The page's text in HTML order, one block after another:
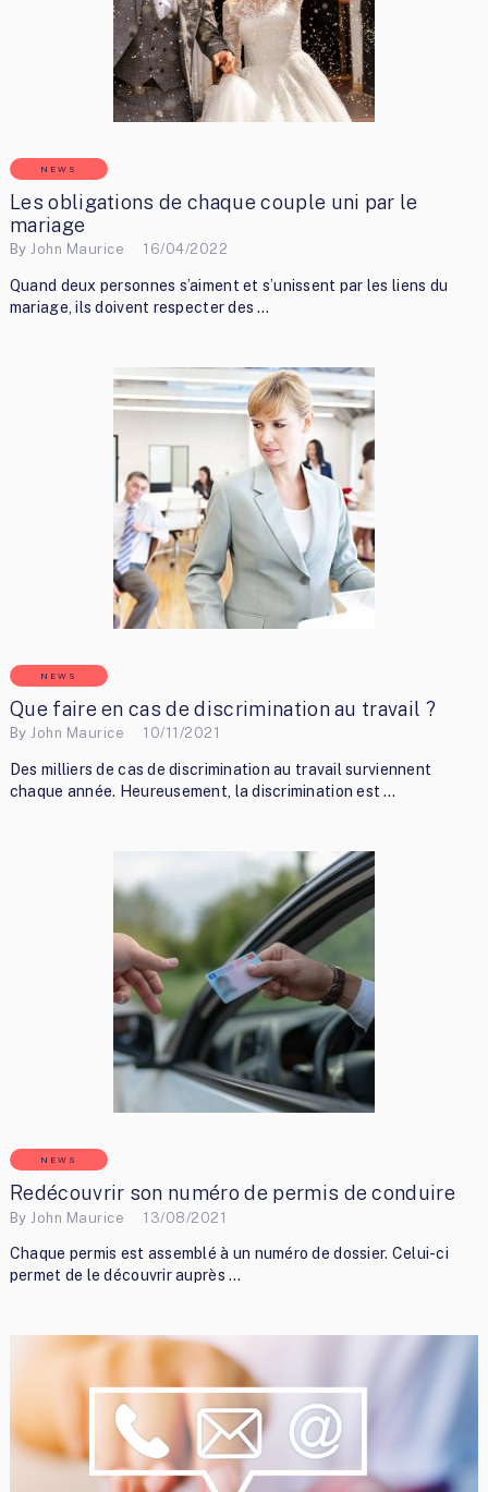
NEWS
Les obligations de chaque couple uni par le
mariage
ByJohn Maurice 16/04/2022
Quand deux personnes s’aiment et s’unissent par les liens du
mariage, ils doivent respecter des …
NEWS
Que faire en cas de discrimination au travail ?
ByJohn Maurice 10/11/2021
Des milliers de cas de discrimination au travail surviennent
chaque année. Heureusement, la discrimination est …
NEWS
Redécouvrir son numéro de permis de conduire
By John Maurice 13/08/2021
Chaque permis est assemblé à un numéro de dossier. Celui-ci
permet de le découvrir auprès …